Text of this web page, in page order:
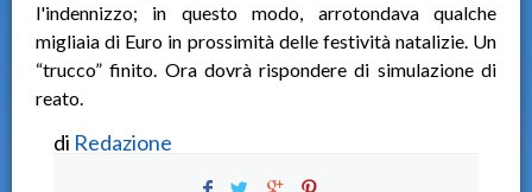
l'indennizzo; in questo modo, arrotondava qualche
migliaia di Euro in prossimità delle festività natalizie. Un
“trucco” finito. Ora dovrà rispondere di simulazione di
reato.
di Redazione